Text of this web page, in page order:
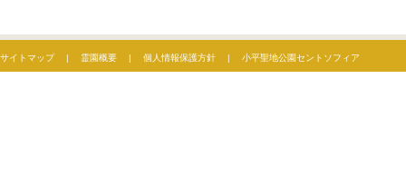
サイトマップ| 霊園概要 | 個人情報保護方針 | 小平聖地公園セントソフィア